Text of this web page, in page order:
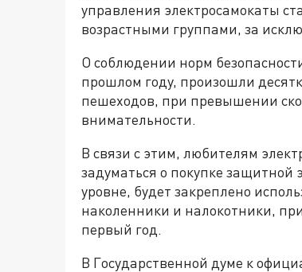
управления электросамокаты
возрастными группами, за
О соблюдении норм
прошлом году, произошли
пешеходов, при превышении
внимательности.
В связи с этим, любителям
задуматься о покупке защитной
уровне, будет закреплено
наколенники и налокотники,
первый год.
В Государственной думе к